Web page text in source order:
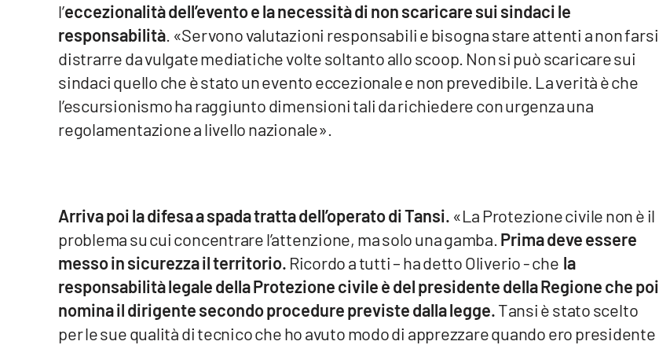
Reggio Calabria
Calabriavisione
l’eccezionalità dell’evento e la necessità di non scaricare sui sindaci le
responsabilità. «Servono valutazioni responsabili e bisogna stare attenti a non farsi
distrarre da vulgate mediatiche volte soltanto allo scoop. Non si può scaricare sui
sindaci quello che è stato un evento eccezionale e non prevedibile. La verità è che
l’escursionismo ha raggiunto dimensioni tali da richiedere con urgenza una
regolamentazione a livello nazionale».
Arriva poi la difesa a spada tratta dell’operato di Tansi. «La Protezione civile non è il
problema su cui concentrare l’attenzione, ma solo una gamba.Prima deve essere
messo in sicurezza il territorio. Ricordo a tutti – ha detto Oliverio - che la
responsabilità legale della Protezione civile è del presidente della Regione che poi
nomina il dirigente secondo procedure previste dalla legge.Tansi è stato scelto
per le sue qualità di tecnico che ho avuto modo di apprezzare quando ero presidente